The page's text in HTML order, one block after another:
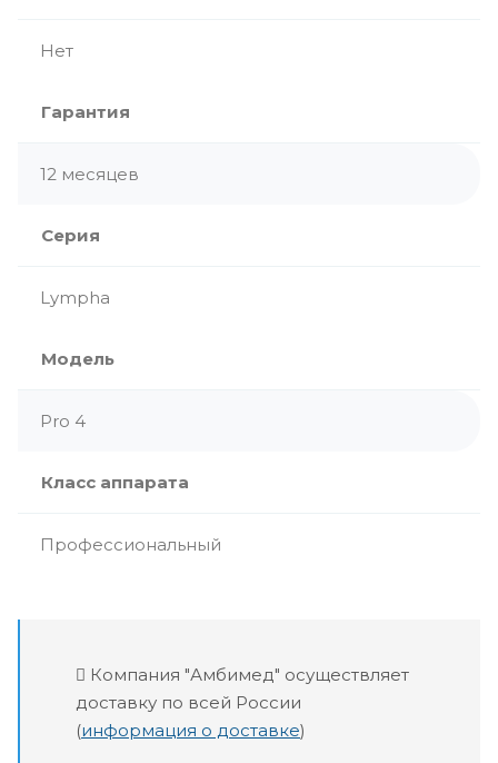
Нет
Гарантия
12 месяцев
Серия
Lympha
Модель
Pro 4
Класс аппарата
Профессиональный
Компания "Амбимед" осуществляет
доставку по всей России
(информация о доставке)